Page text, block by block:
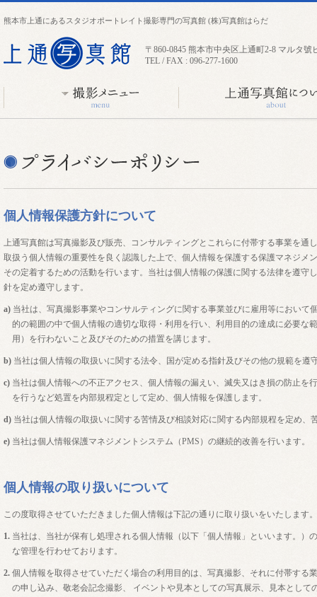
熊本市上通にあるスタジオポートレイト撮影専門の写真館 (株)写真館はらだ
上通写真館
〒860-0845 熊本市中央区上通町2-8 マルタ號
TEL / FAX : 096-277-1600
個人情報保護方針について
上通写真館は写真撮影及び販売、コンサルティングとこれらに付帯する事業を通
取扱う個人情報の重要性を良く認識した上で、個人情報を保護する保護マネジメ
その定着するための活動を行います。当社は個人情報の保護に関する法律を遵守
針を定め遵守します。
a) 当社は、写真撮影事業やコンサルティングに関する事業並びに雇用等において
的の範囲の中で個人情報の適切な取得・利用を行い、利用目的の達成に必要な
用）を行わないこと及びそのための措置を講じます。
b) 当社は個人情報の取扱いに関する法令、国が定める指針及びその他の規範を遵
c) 当社は個人情報への不正アクセス、個人情報の漏えい、滅失又はき損の防止を
を行うなど処置を内部規程定として定め、個人情報を保護します。
d) 当社は個人情報の取扱いに関する苦情及び相談対応に関する内部規程を定め、
e) 当社は個人情報保護マネジメントシステム（PMS）の継続的改善を行います。
個人情報の取り扱いについて
この度取得させていただきました個人情報は下記の通りに取り扱いをいたします。
1. 当社は、当社が保有し処理される個人情報（以下「個人情報」といいます。）
な管理を行わせております。
2. 個人情報を取得させていただく場合の利用目的は、写真撮影、それに付帯する
の申し込み、敬老会記念撮影、 イベントや見本としての写真展示、見本として